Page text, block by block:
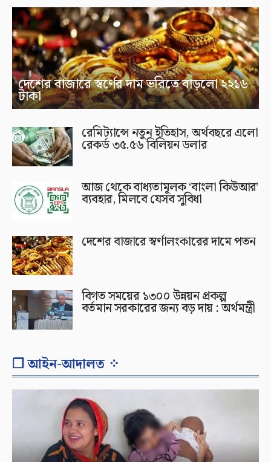
দেশের বাজারে স্বর্ণের দাম ভরিতে বাড়লো ২২১৬
টাকা
রেমিট্যান্সে নতুন ইতিহাস, অর্থবছরে এলো
রেকর্ড ৩৫.৫৬ বিলিয়ন ডলার
আজ থেকে বাধ্যতামূলক ‘বাংলা কিউআর’
ব্যবহার, মিলবে যেসব সুবিধা
দেশের বাজারে স্বর্ণালংকারের দামে পতন
বিগত সময়ের ১৩০০ উন্নয়ন প্রকল্প
বর্তমান সরকারের জন্য বড় দায় : অর্থমন্ত্রী
❐ আইন-আদালত ⁘